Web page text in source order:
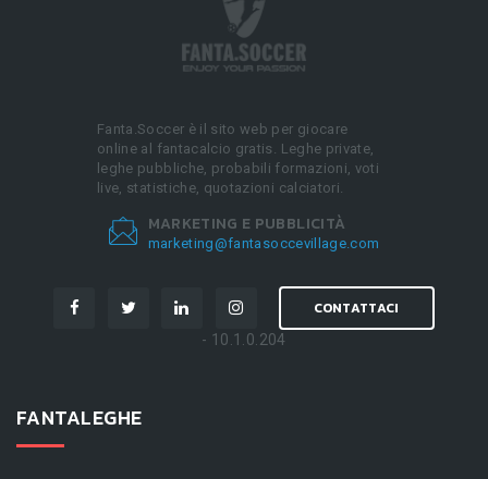
Fanta.Soccer è il sito web per giocare
online al fantacalcio gratis. Leghe private,
leghe pubbliche, probabili formazioni, voti
live, statistiche, quotazioni calciatori.
MARKETING E PUBBLICITÀ
marketing@fantasoccevillage.com
CONTATTACI
- 10.1.0.204
FANTALEGHE